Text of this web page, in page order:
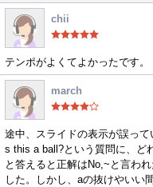
chii
テンポがよくてよかったです。
march
途中、スライドの表示が誤って
s this a ball?という質問に、ど
と答えると正解はNo,~と言わ
した。しかし、aの抜けやいい